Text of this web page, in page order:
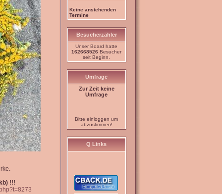
!!!
Keine anstehenden
Termine
Besucherzähler
Unser Board hatte
162668526 Besucher
seit Beginn.
Umfrage
Zur Zeit keine
Umfrage
Bitte einloggen um
abzustimmen!
Q Links